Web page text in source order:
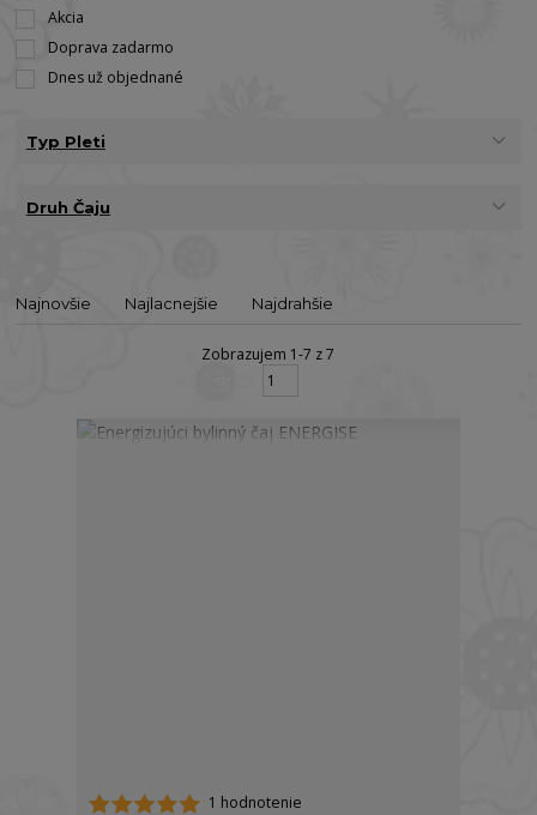
Akcia
Doprava zadarmo
Dnes už objednané
Typ Pleti
Druh Čaju
Najnovšie Najlacnejšie Najdrahšie
Zobrazujem 1-7 z 7
1 hodnotenie